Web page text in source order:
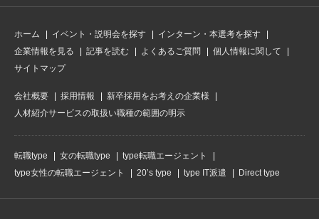
ホーム イベント・説明会を探す
インターン・本選考を探す
企業情報を見る
記事を読む よくあるご質問
個人情報に関して
サイトマップ
会社概要 採用情報
新卒採用をお考えの企業様
人材紹介サービスの取扱い職種の範囲の明示
転職type 女の転職type
type転職エージェント
type女性の転職エージェント
20’s type type IT派遣 Direct type